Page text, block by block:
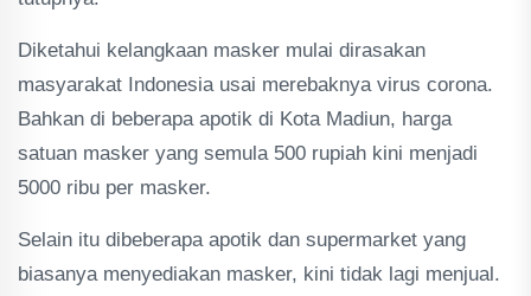
Diketahui kelangkaan masker mulai dirasakan
masyarakat Indonesia usai merebaknya virus corona.
Bahkan di beberapa apotik di Kota Madiun, harga
satuan masker yang semula 500 rupiah kini menjadi
5000 ribu per masker.
Selain itu dibeberapa apotik dan supermarket yang
biasanya menyediakan masker, kini tidak lagi menjual.